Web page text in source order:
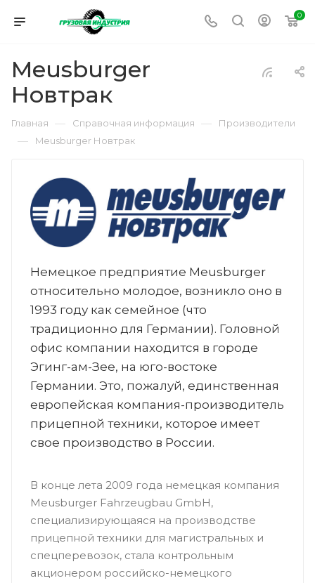
0
Meusburger
Новтрак
Главная — Справочная информация — Производители
— Meusburger Новтрак
Немецкое предприятие Meusburger
относительно молодое, возникло оно в
1993 году как семейное (что
традиционно для Германии). Головной
офис компании находится в городе
Эгинг-ам-Зее, на юго-востоке
Германии. Это, пожалуй, единственная
европейская компания-производитель
прицепной техники, которое имеет
свое производство в России.
В конце лета 2009 года немецкая компания
Meusburger Fahrzeugbau GmbH,
специализирующаяся на производстве
прицепной техники для магистральных и
спецперевозок, стала контрольным
акционером российско-немецкого